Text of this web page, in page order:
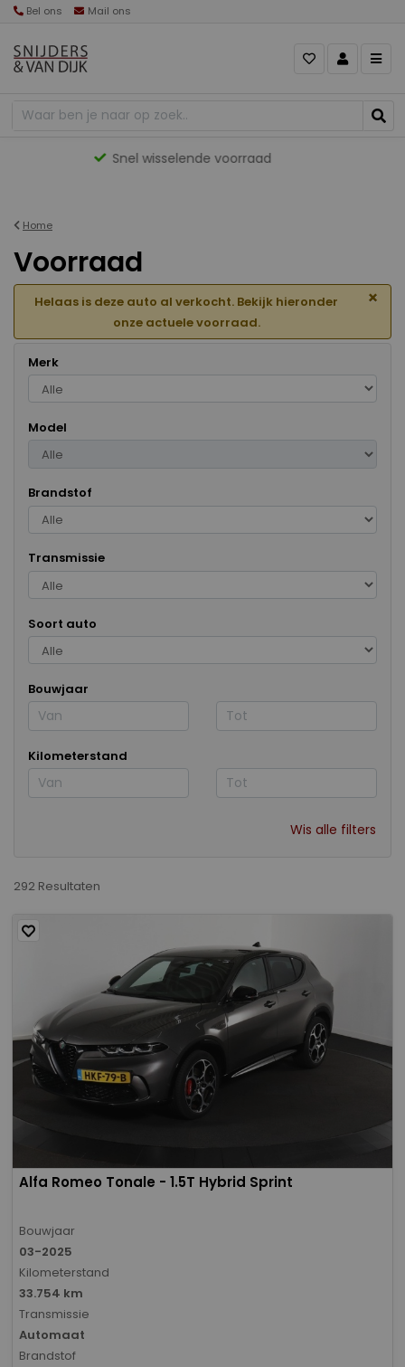
Bel ons Mail ons
Gevarieerd aanbod
Home
Voorraad
Helaas is deze auto al verkocht. Bekijk hieronder
onze actuele voorraad.
×
Merk
Model
Brandstof
Transmissie
Soort auto
Bouwjaar
Kilometerstand
Wis alle filters
292 Resultaten
Alfa Romeo Tonale - 1.5T Hybrid Sprint
Bouwjaar
03-2025
Kilometerstand
33.754 km
Transmissie
Automaat
Brandstof